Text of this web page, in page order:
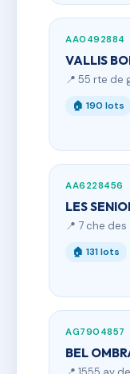
AA0492884
VALLIS
📍 55 rte de
🏠 190 lots
AA6228456
LES
📍 7 che
🏠 131 lots
AG7904857
BEL